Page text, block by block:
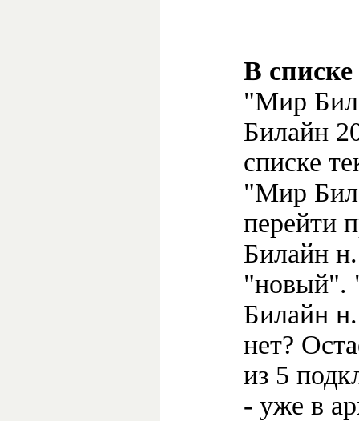
В
"Мир
Билайн
списке
"Мир
перейти
Билайн
"новый".
Билайн
нет?
из 5
- уже в